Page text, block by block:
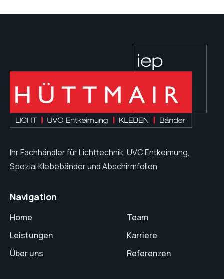
Ihr Fachhändler für Lichttechnik, UVC Entkeimung,
Spezial Klebebänder und Abschirmfolien
Navigation
Home
Leistungen
Über uns
Team
Karriere
Referenzen